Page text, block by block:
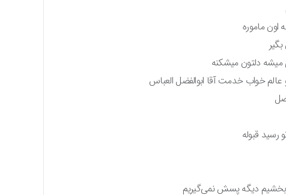
ماموره
دلتون میشکنه
خواب خدمت آقا ابوالفضل العباس
قبوله
دیگه پسش نمی‌گیریم